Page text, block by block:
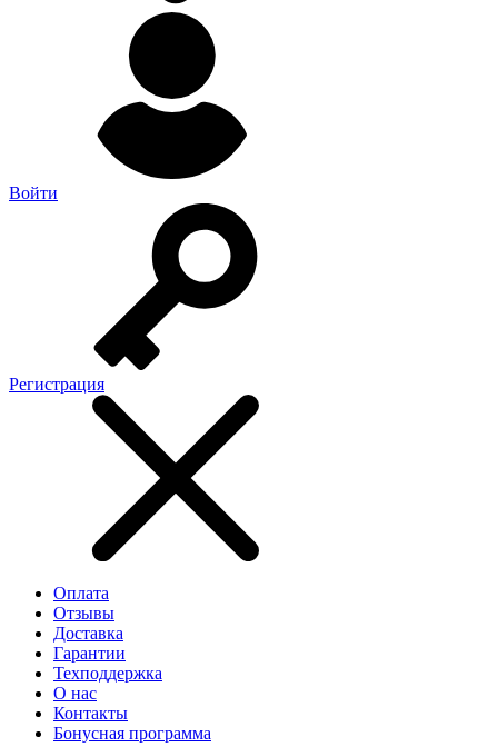
Войти
Регистрация
Оплата
Отзывы
Доставка
Гарантии
Техподдержка
О нас
Контакты
Бонусная программа